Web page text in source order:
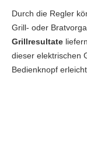
Durch die Regler
Grill- oder
Grillresultate
dieser elektrischen
Bedienknopf